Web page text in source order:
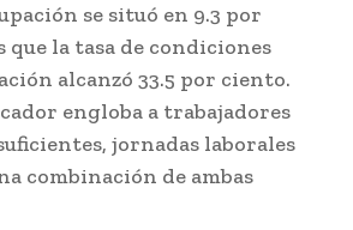
se situó en 9.3 por
la tasa de condiciones
alcanzó 33.5 por ciento.
engloba a trabajadores
jornadas laborales
combinación de ambas